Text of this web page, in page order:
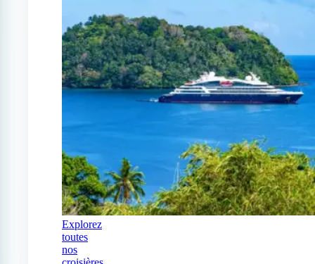
Explorez
toutes
nos